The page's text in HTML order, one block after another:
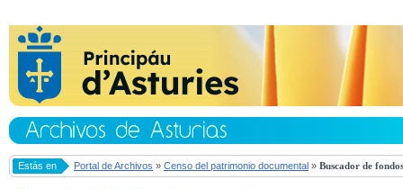
Estás en Portal de Archivos » Censo del patrimonio documental » Buscador de